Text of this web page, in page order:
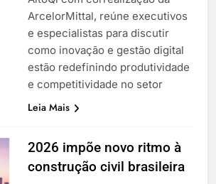
ArcelorMittal, reúne executivos
e especialistas para discutir
como inovação e gestão digital
estão redefinindo produtividade
e competitividade no setor
Leia Mais
2026 impõe novo ritmo à
construção civil brasileira